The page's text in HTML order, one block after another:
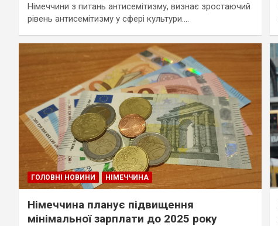
Німеччини з питань антисемітизму, визнає зростаючий
рівень антисемітизму у сфері культури.…
ГОЛОВНІ НОВИНИ НІМЕЧЧИНА
Німеччина планує підвищення
мінімальної зарплати до 2025 року